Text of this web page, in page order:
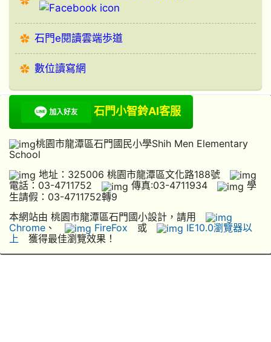
石門e閱讀雲端歩道
數位讀寫網
石門小智鈴AI客服
桃園市龍潭區石門國民小學Shih Men Elementary
School
地址：325006 桃園市龍潭區文化路188號
電話：03-4711752
傳真:03-4711934
學
生請假：03-4711752轉9
本網站由 桃園市龍潭區石門國小設計，請用
Chrome 、 FireFox 或
IE10.0瀏覽器以
上 獲得最佳瀏覽效果！